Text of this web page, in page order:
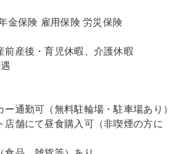
金保険 雇用保険 労災保険
前産後・育児休暇、介護休暇
ー通勤可（無料駐輪場・駐車場あり）
店舗にて昼食購入可（非喫煙の方に